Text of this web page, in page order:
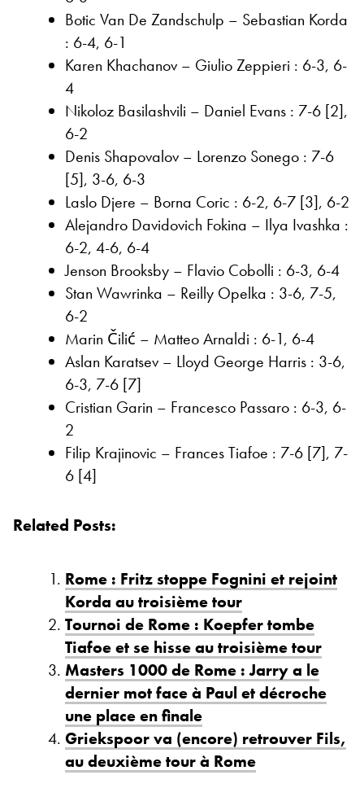
Botic Van De Zandschulp – Sebastian Korda
: 6-4, 6-1
Karen Khachanov – Giulio Zeppieri : 6-3, 6-
4
Nikoloz Basilashvili – Daniel Evans : 7-6 [2],
6-2
Denis Shapovalov – Lorenzo Sonego : 7-6
[5], 3-6, 6-3
Laslo Djere – Borna Coric : 6-2, 6-7 [3], 6-2
Alejandro Davidovich Fokina – Ilya Ivashka :
6-2, 4-6, 6-4
Jenson Brooksby – Flavio Cobolli : 6-3, 6-4
Stan Wawrinka – Reilly Opelka : 3-6, 7-5,
6-2
Marin Čilić – Matteo Arnaldi : 6-1, 6-4
Aslan Karatsev – Lloyd George Harris : 3-6,
6-3, 7-6 [7]
Cristian Garin – Francesco Passaro : 6-3, 6-
2
Filip Krajinovic – Frances Tiafoe : 7-6 [7], 7-
6 [4]
Related Posts:
Rome : Fritz stoppe Fognini et rejoint
Korda au troisième tour
Tournoi de Rome : Koepfer tombe
Tiafoe et se hisse au troisième tour
Masters 1000 de Rome : Jarry a le
dernier mot face à Paul et décroche
une place en finale
Griekspoor va (encore) retrouver Fils,
au deuxième tour à Rome